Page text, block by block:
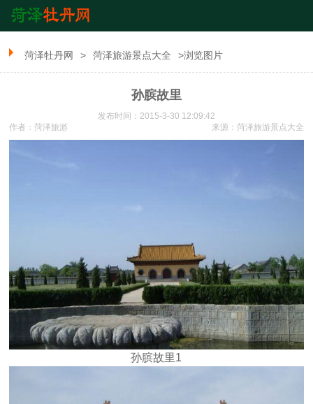
菏泽牡丹网 > 菏泽旅游景点大全 >浏览图片
孙膑故里
发布时间：2015-3-30 12:09:42
来源： 菏泽旅游景点大全
作者：菏泽旅游
孙膑故里1